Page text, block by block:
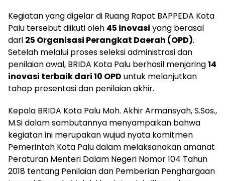
Kegiatan yang digelar di Ruang Rapat BAPPEDA Kota
Palu tersebut diikuti oleh 45 inovasi yang berasal
dari 25 Organisasi Perangkat Daerah (OPD).
Setelah melalui proses seleksi administrasi dan
penilaian awal, BRIDA Kota Palu berhasil menjaring14
inovasi terbaik dari 10 OPD untuk melanjutkan
tahap presentasi dan penilaian akhir.
Kepala BRIDA Kota Palu Moh. Akhir Armansyah, S.Sos.,
M.Si dalam sambutannya menyampaikan bahwa
kegiatan ini merupakan wujud nyata komitmen
Pemerintah Kota Palu dalam melaksanakan amanat
Peraturan Menteri Dalam Negeri Nomor 104 Tahun
2018 tentang Penilaian dan Pemberian Penghargaan